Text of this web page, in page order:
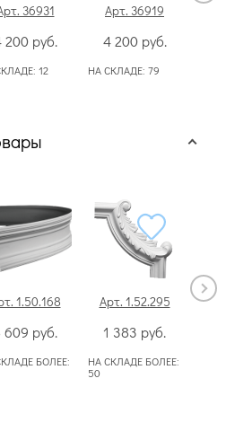
36931
200 руб.
12
Арт. 36919
4 200 руб.
НА СКЛАДЕ: 79
1.50.168
609 руб.
БОЛЕЕ:
Арт. 1.52.295
1 383 руб.
НА СКЛАДЕ БОЛЕЕ:
50